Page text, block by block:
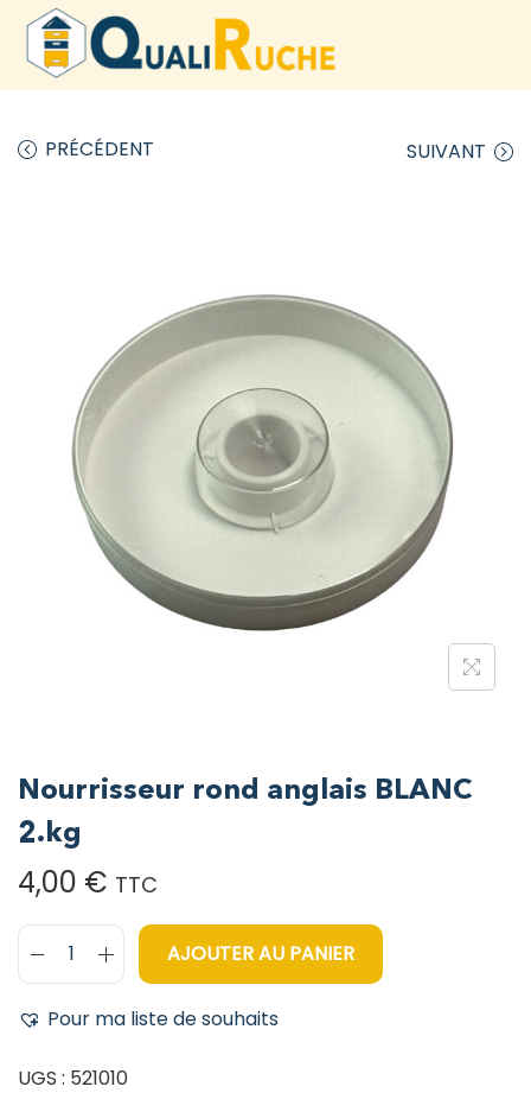
PRÉCÉDENT SUIVANT
Nourrisseur rond anglais BLANC
2.kg
4,00 € TTC
AJOUTER AU PANIER
Pour ma liste de souhaits
UGS : 521010